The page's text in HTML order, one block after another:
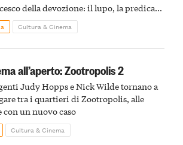
della devozione: il lupo, la predica
le stimmate
Cultura & Cinema
all’aperto: Zootropolis 2
Judy Hopps e Nick Wilde tornano a
tra i quartieri di Zootropolis, alle
con un nuovo caso
Cultura & Cinema